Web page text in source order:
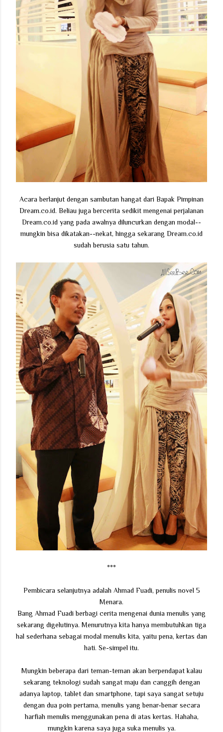
Acara berlanjut dengan sambutan hangat dari Bapak Pimpinan
Dream.co.id. Beliau juga bercerita sedikit mengenai perjalanan
Dream.co.id yang pada awalnya diluncurkan dengan modal--
mungkin bisa dikatakan--nekat, hingga sekarang Dream.co.id
sudah berusia satu tahun.
***
Pembicara selanjutnya adalah Ahmad Fuadi, penulis novel 5
Menara.
Bang Ahmad Fuadi berbagi cerita mengenai dunia menulis yang
sekarang digelutinya. Menurutnya kita hanya membutuhkan tiga
hal sederhana sebagai modal menulis kita, yaitu pena, kertas dan
hati. Se-simpel itu.
Mungkin beberapa dari teman-teman akan berpendapat kalau
sekarang teknologi sudah sangat maju dan canggih dengan
adanya laptop, tablet dan smartphone, tapi saya sangat setuju
dengan dua poin pertama, menulis yang benar-benar secara
harfiah menulis menggunakan pena di atas kertas. Hahaha,
mungkin karena saya juga suka menulis ya.